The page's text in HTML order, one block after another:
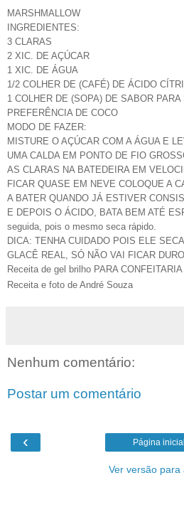
MARSHMALLOW
INGREDIENTES:
3 CLARAS
2 XIC. DE AÇÚCAR
1 XIC. DE ÁGUA
1/2 COLHER DE (CAFÉ) DE ÁCIDO
1 COLHER DE (SOPA) DE SABOR
PREFERÊNCIA DE COCO
MODO DE FAZER:
MISTURE O AÇÚCAR COM A ÁGUA E
UMA CALDA EM PONTO DE FIO
AS CLARAS NA BATEDEIRA EM
FICAR QUASE EM NEVE COLOQUE A
A BATER QUANDO JÁ ESTIVER
E DEPOIS O ÁCIDO, BATA BEM ATÉ
seguida, pois o mesmo seca rápido.
DICA: TENHA CUIDADO POIS ELE
GLACÊ REAL, SÓ NÃO VAI FICAR
Receita de gel brilho PARA CONFEITARIA
Receita e foto de André Souza
Nenhum comentário:
Postar um comentário
‹ Página inicial
Ver versão para